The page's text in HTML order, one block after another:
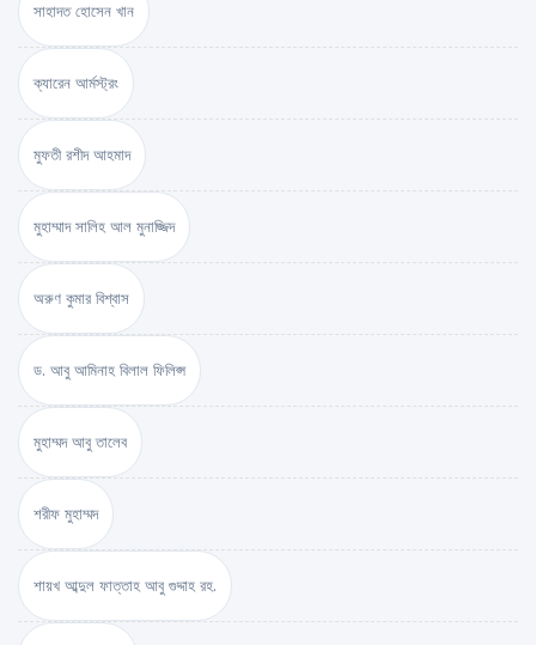
সাহাদত হোসেন খান
ক্যারেন আর্মস্ট্রং
মুফতী রশীদ আহমাদ
মুহাম্মাদ সালিহ আল মুনাজ্জিদ
অরুণ কুমার বিশ্বাস
ড. আবু আমিনাহ বিলাল ফিলিপ্স
মুহাম্মদ আবু তালেব
শরীফ মুহাম্মদ
শায়খ আব্দুল ফাত্তাহ আবু গুদ্দাহ রহ.